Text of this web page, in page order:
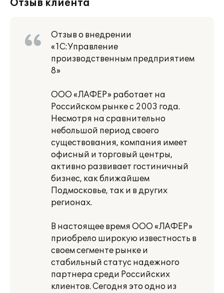
Отзыв клиента
Отзыв о внедрении
«1С:Управление
производственным предприятием
8»
ООО «ЛАФЕР» работает на
Российском рынке с 2003 года.
Несмотря на сравнительно
небольшой период своего
существования, компания имеет
офисный и торговый центры,
активно развивает гостиничный
бизнес, как ближайшем
Подмосковье, так и в других
регионах.
В настоящее время ООО «ЛАФЕР»
приобрело широкую известность в
своем сегменте рынке и
стабильный статус надежного
партнера среди Российских
клиентов. Сегодня это одно из